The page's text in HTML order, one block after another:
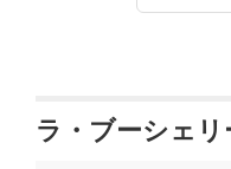
ラ・ブーシェ